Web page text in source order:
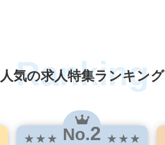
人気の求人特集ランキング
Ranking
★ ★ ★ No.2 ★ ★ ★